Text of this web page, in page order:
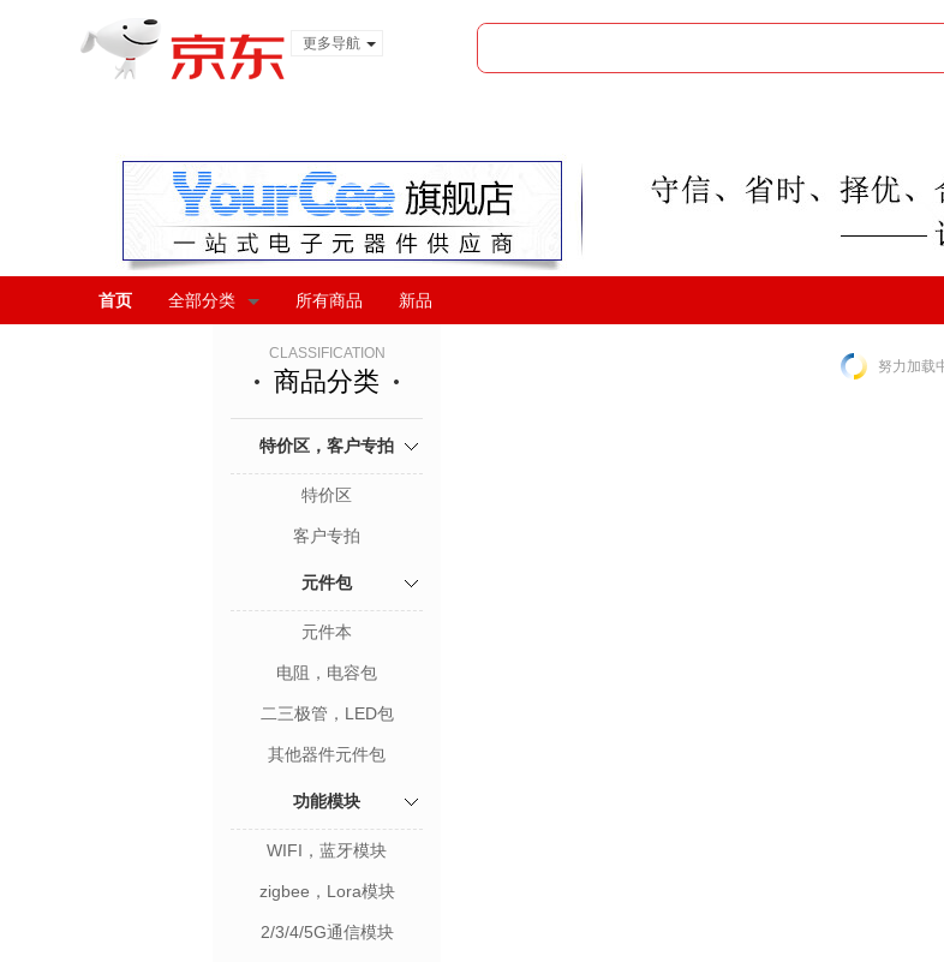
更多导航
首页 全部分类 所有商品 新品
CLASSIFICATION
商品分类
特价区，客户专拍
特价区
客户专拍
元件包
元件本
电阻，电容包
二三极管，LED包
其他器件元件包
功能模块
WIFI，蓝牙模块
zigbee，Lora模块
2/3/4/5G通信模块
努力加载